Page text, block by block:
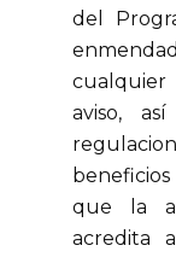
del
aviso,
que la
acredita